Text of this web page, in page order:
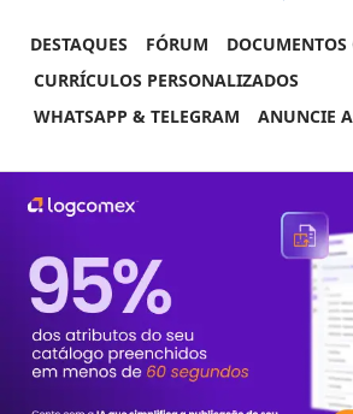
DESTAQUES FÓRUM
CURRÍCULOS PERSONALIZADOS
WHATSAPP & TELEGRAM
ANUNCIE